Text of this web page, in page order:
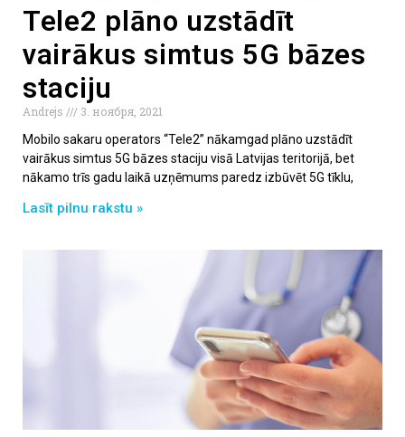
Tele2 plāno uzstādīt
vairākus simtus 5G bāzes
staciju
Andrejs
3. ноября, 2021
Mobilo sakaru operators “Tele2” nākamgad plāno uzstādīt
vairākus simtus 5G bāzes staciju visā Latvijas teritorijā, bet
nākamo trīs gadu laikā uzņēmums paredz izbūvēt 5G tīklu,
Lasīt pilnu rakstu »